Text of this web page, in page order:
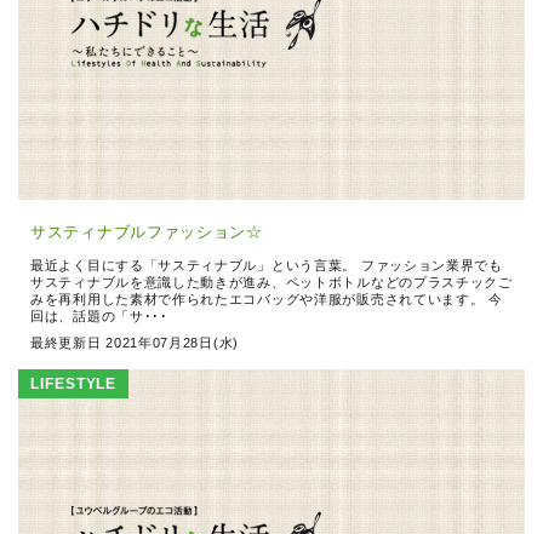
サスティナブルファッション☆
最近よく目にする「サスティナブル」という言葉。 ファッション業界でも
サスティナブルを意識した動きが進み、ペットボトルなどのプラスチックご
みを再利用した素材で作られたエコバッグや洋服が販売されています。 今
回は、話題の「サ･･･
最終更新日 2021年07月28日(水)
LIFESTYLE